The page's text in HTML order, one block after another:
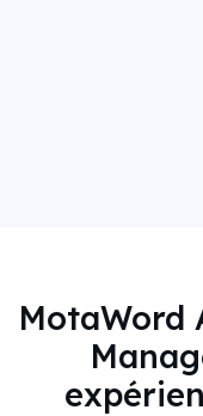
MotaWord